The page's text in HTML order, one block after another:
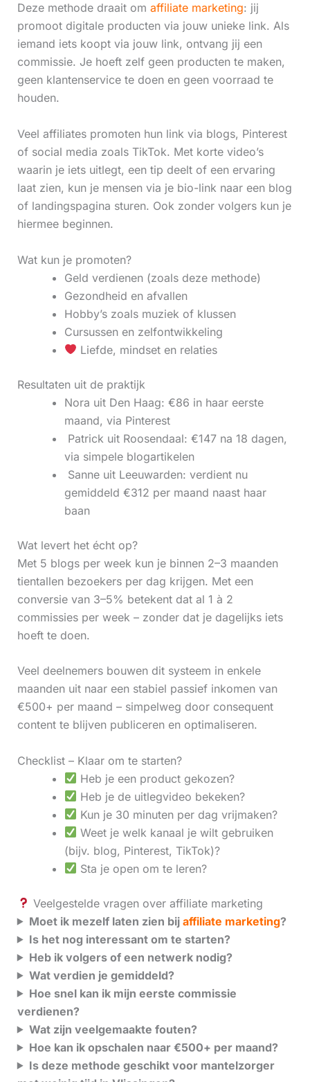
Deze methode draait om affiliate marketing: jij
promoot digitale producten via jouw unieke link. Als
iemand iets koopt via jouw link, ontvang jij een
commissie. Je hoeft zelf geen producten te maken,
geen klantenservice te doen en geen voorraad te
houden.
Veel affiliates promoten hun link via blogs, Pinterest
of social media zoals TikTok. Met korte video’s
waarin je iets uitlegt, een tip deelt of een ervaring
laat zien, kun je mensen via je bio-link naar een blog
of landingspagina sturen. Ook zonder volgers kun je
hiermee beginnen.
Wat kun je promoten?
Geld verdienen (zoals deze methode)
Gezondheid en afvallen
Hobby’s zoals muziek of klussen
Cursussen en zelfontwikkeling
Liefde, mindset en relaties
Resultaten uit de praktijk
Nora uit Den Haag: €86 in haar eerste
maand, via Pinterest
‍ Patrick uit Roosendaal: €147 na 18 dagen,
via simpele blogartikelen
‍ Sanne uit Leeuwarden: verdient nu
gemiddeld €312 per maand naast haar
baan
Wat levert het écht op?
Met 5 blogs per week kun je binnen 2–3 maanden
tientallen bezoekers per dag krijgen. Met een
conversie van 3–5% betekent dat al 1 à 2
commissies per week – zonder dat je dagelijks iets
hoeft te doen.
Veel deelnemers bouwen dit systeem in enkele
maanden uit naar een stabiel passief inkomen van
€500+ per maand – simpelweg door consequent
content te blijven publiceren en optimaliseren.
Checklist – Klaar om te starten?
Heb je een product gekozen?
Heb je de uitlegvideo bekeken?
Kun je 30 minuten per dag vrijmaken?
Weet je welk kanaal je wilt gebruiken
(bijv. blog, Pinterest, TikTok)?
Sta je open om te leren?
Veelgestelde vragen over affiliate marketing
Moet ik mezelf laten zien bij affiliate marketing?
Is het nog interessant om te starten?
Heb ik volgers of een netwerk nodig?
Wat verdien je gemiddeld?
Hoe snel kan ik mijn eerste commissie
verdienen?
Wat zijn veelgemaakte fouten?
Hoe kan ik opschalen naar €500+ per maand?
Is deze methode geschikt voor mantelzorger